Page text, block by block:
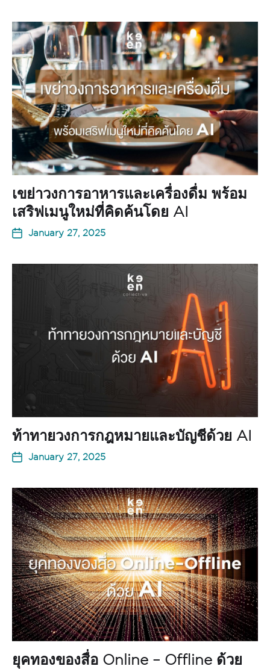
เขย่าวงการอาหารและเครื่องดื่ม พร้อม
เสริฟเมนูใหม่ที่คิดค้นโดย AI
January 27, 2025
ท้าทายวงการกฎหมายและบัญชีด้วย AI
January 27, 2025
ยุคทองของสื่อ Online – Offline ด้วย